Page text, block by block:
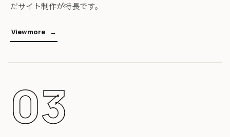
だサイト制作が特長です。
Viewmore
03